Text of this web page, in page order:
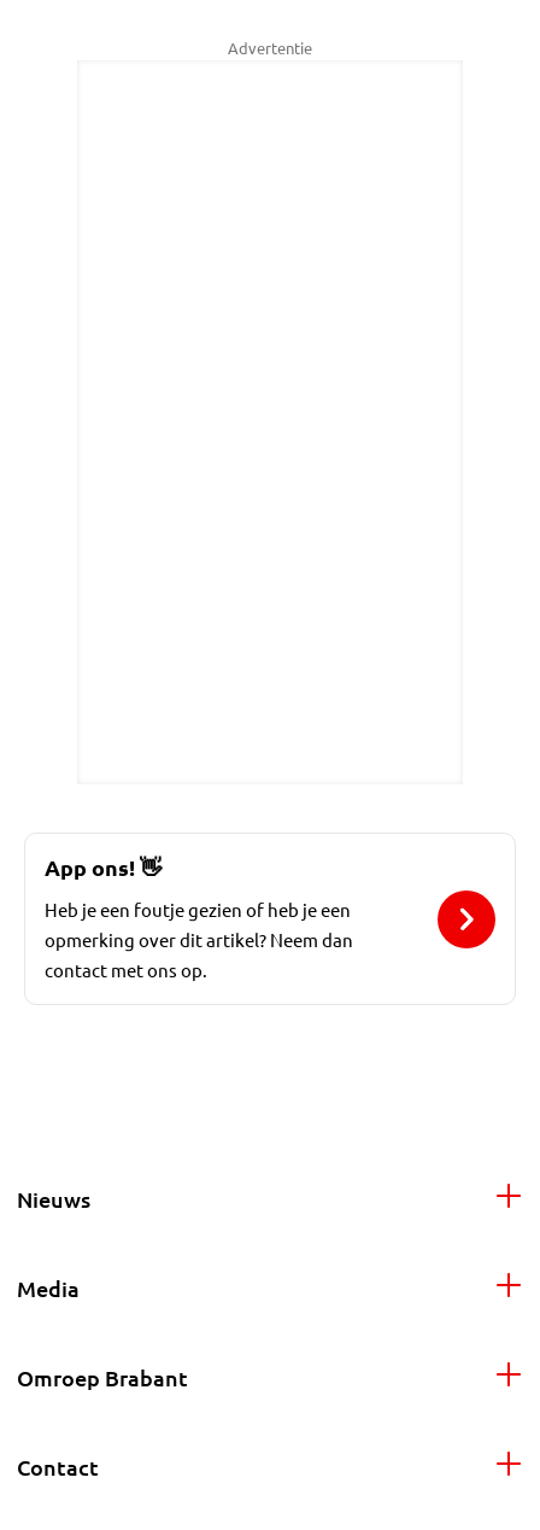
Advertentie
App ons!👋
Heb je een foutje gezien of heb je een
opmerking over dit artikel? Neem dan
contact met ons op.
Nieuws
Media
Omroep Brabant
Contact